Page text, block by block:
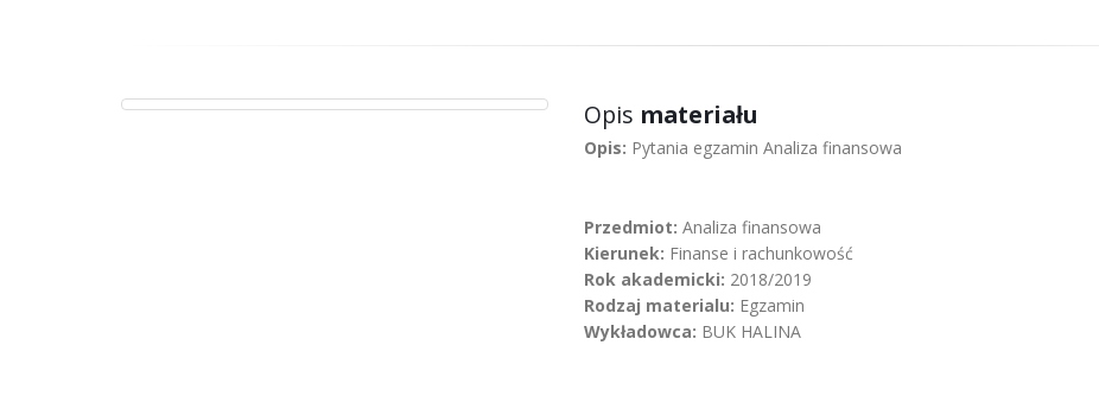
Opis materiału
Opis: Pytania egzamin Analiza finansowa
Przedmiot: Analiza finansowa
Kierunek: Finanse i rachunkowość
Rok akademicki: 2018/2019
Rodzaj materialu: Egzamin
Wykładowca: BUK HALINA